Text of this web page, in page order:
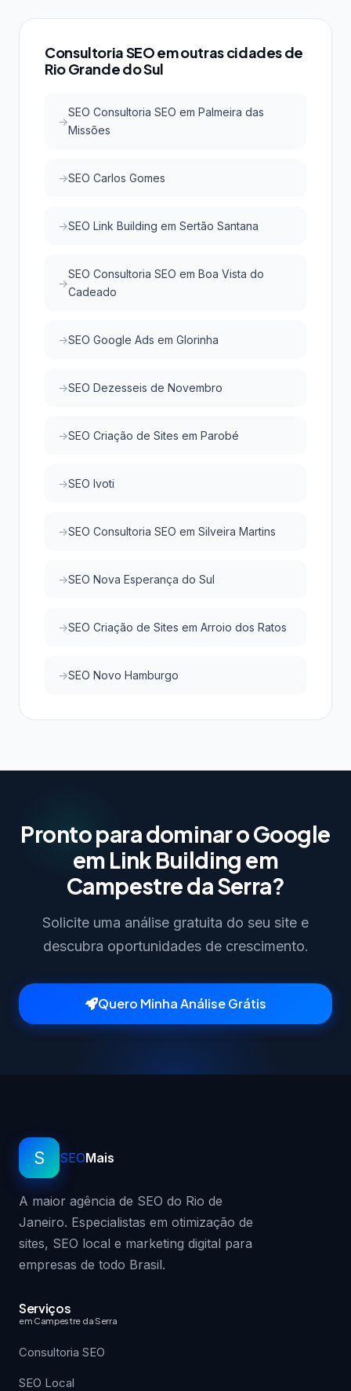
do Google e do Google Maps com investimento
Consultoria SEO em outras cidades de
Rio Grande do Sul
SEO Consultoria SEO em Palmeira das
Missões
SEO Carlos Gomes
SEO Link Building em Sertão Santana
SEO Consultoria SEO em Boa Vista do
Cadeado
SEO Google Ads em Glorinha
SEO Dezesseis de Novembro
SEO Criação de Sites em Parobé
SEO Ivoti
SEO Consultoria SEO em Silveira Martins
SEO Nova Esperança do Sul
SEO Criação de Sites em Arroio dos Ratos
SEO Novo Hamburgo
Pronto para dominar o Google
em Link Building em
Campestre da Serra?
Solicite uma análise gratuita do seu site e
descubra oportunidades de crescimento.
Quero Minha Análise Grátis
S SEOMais
A maior agência de SEO do Rio de
Janeiro. Especialistas em otimização de
sites, SEO local e marketing digital para
empresas de todo Brasil.
Serviços
em Campestre da Serra
Consultoria SEO
SEO Local